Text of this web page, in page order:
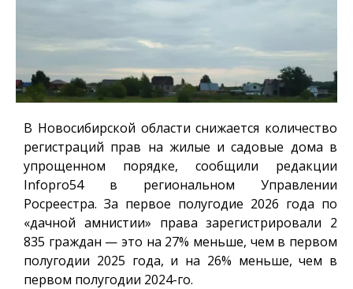
В Новосибирской области снижается количество
регистраций прав на жилые и садовые дома в
упрощенном порядке, сообщили редакции
Infopro54в региональном Управлении
Росреестра. За первое полугодие 2026 года по
«дачной амнистии» права зарегистрировали 2
835 граждан — это на 27% меньше, чем в первом
полугодии 2025 года, и на 26% меньше, чем в
первом полугодии 2024-го.